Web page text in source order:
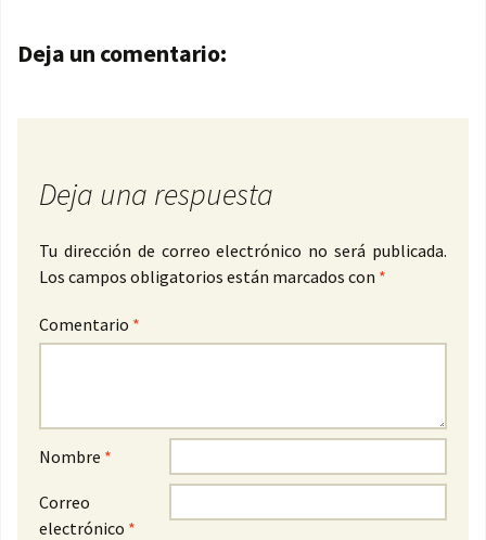
Navegación de entradas
Deja un comentario:
Deja una respuesta
Tu dirección de correo electrónico no será publicada.
Los campos obligatorios están marcados con *
Comentario *
Nombre *
Correo
electrónico *